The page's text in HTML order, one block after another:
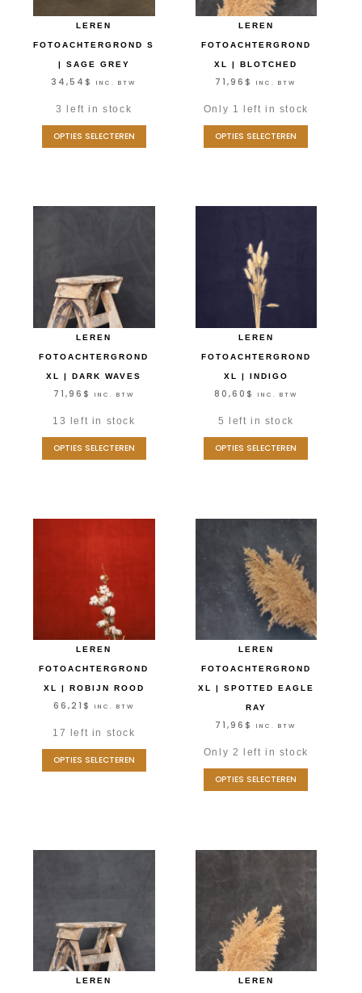
LEREN
FOTOACHTERGROND S
| SAGE GREY
34,54 $ INC. BTW
3 left in stock
OPTIES SELECTEREN
LEREN
FOTOACHTERGROND
XL | BLOTCHED
71,96 $ INC. BTW
Only 1 left in stock
OPTIES SELECTEREN
LEREN
FOTOACHTERGROND
XL | DARK WAVES
71,96 $ INC. BTW
13 left in stock
OPTIES SELECTEREN
LEREN
FOTOACHTERGROND
XL | INDIGO
80,60 $ INC. BTW
5 left in stock
OPTIES SELECTEREN
LEREN
FOTOACHTERGROND
XL | ROBIJN ROOD
66,21 $ INC. BTW
17 left in stock
OPTIES SELECTEREN
LEREN
FOTOACHTERGROND
XL | SPOTTED EAGLE
RAY
71,96 $ INC. BTW
Only 2 left in stock
OPTIES SELECTEREN
LEREN LEREN